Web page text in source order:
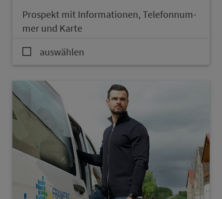
Prospekt mit In­for­ma­ti­onen, Te­le­fon­num­
mer und Karte
auswählen